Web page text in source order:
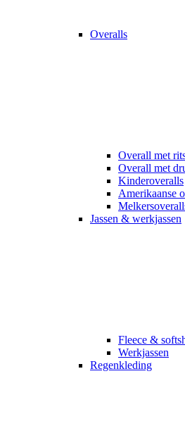
Overalls
Overall met
Overall met
Kinderoveralls
Amerikaanse
Jassen & werkjassen
Fleece &
Werkjassen
Regenkleding